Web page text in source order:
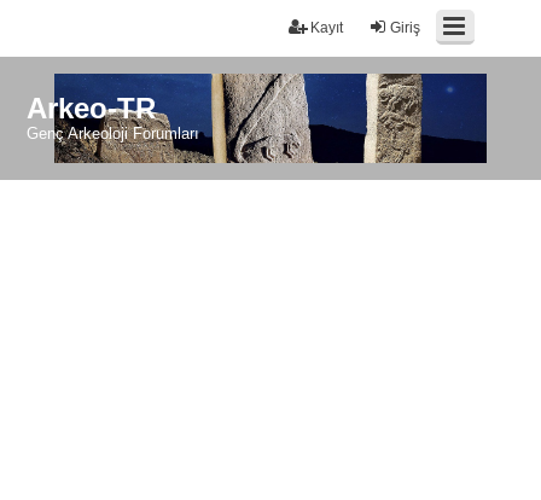
Giriş
Kayıt
Arkeo-TR
Genç Arkeoloji Forumları